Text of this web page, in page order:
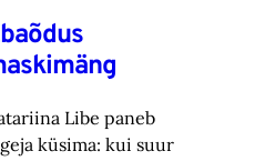
Libe paneb
küsima: kui suur